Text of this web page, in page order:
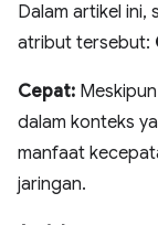
Dalam artikel ini,
atribut tersebut:
Cepat:
dalam konteks
manfaat
jaringan.